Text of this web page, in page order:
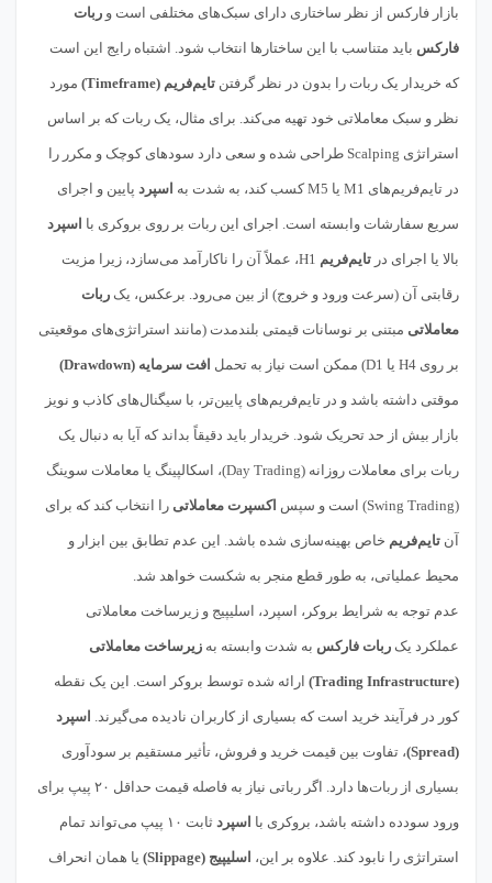
بازار فارکس از نظر ساختاری دارای سبک‌های مختلفی است و ربات
فارکس باید متناسب با این ساختارها انتخاب شود. اشتباه رایج این است
که خریدار یک ربات را بدون در نظر گرفتن تایم‌فریم (Timeframe) مورد
نظر و سبک معاملاتی خود تهیه می‌کند. برای مثال، یک ربات که بر اساس
استراتژی Scalping طراحی شده و سعی دارد سودهای کوچک و مکرر را
در تایم‌فریم‌های M1 یا M5 کسب کند، به شدت به اسپرد پایین و اجرای
سریع سفارشات وابسته است. اجرای این ربات بر روی بروکری با اسپرد
بالا یا اجرای در تایم‌فریم H1، عملاً آن را ناکارآمد می‌سازد، زیرا مزیت
رقابتی آن (سرعت ورود و خروج) از بین می‌رود. برعکس، یک ربات
معاملاتی مبتنی بر نوسانات قیمتی بلندمدت (مانند استراتژی‌های موقعیتی
بر روی H4 یا D1) ممکن است نیاز به تحمل افت سرمایه (Drawdown)
موقتی داشته باشد و در تایم‌فریم‌های پایین‌تر، با سیگنال‌های کاذب و نویز
بازار بیش از حد تحریک شود. خریدار باید دقیقاً بداند که آیا به دنبال یک
ربات برای معاملات روزانه (Day Trading)، اسکالپینگ یا معاملات سوینگ
(Swing Trading) است و سپس اکسپرت معاملاتی را انتخاب کند که برای
آن تایم‌فریم خاص بهینه‌سازی شده باشد. این عدم تطابق بین ابزار و
محیط عملیاتی، به طور قطع منجر به شکست خواهد شد.
عدم توجه به شرایط بروکر، اسپرد، اسلیپیج و زیرساخت معاملاتی
عملکرد یک ربات فارکس به شدت وابسته به زیرساخت معاملاتی
(Trading Infrastructure) ارائه شده توسط بروکر است. این یک نقطه
کور در فرآیند خرید است که بسیاری از کاربران نادیده می‌گیرند. اسپرد
(Spread) ، تفاوت بین قیمت خرید و فروش، تأثیر مستقیم بر سودآوری
بسیاری از ربات‌ها دارد. اگر رباتی نیاز به فاصله قیمت حداقل ۲۰ پیپ برای
ورود سودده داشته باشد، بروکری با اسپرد ثابت ۱۰ پیپ می‌تواند تمام
استراتژی را نابود کند. علاوه بر این، اسلیپیج (Slippage) یا همان انحراف